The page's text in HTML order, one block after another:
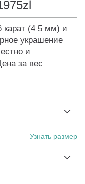
карат (4.5 мм) и
украшение
и
за вес
Узнать размер